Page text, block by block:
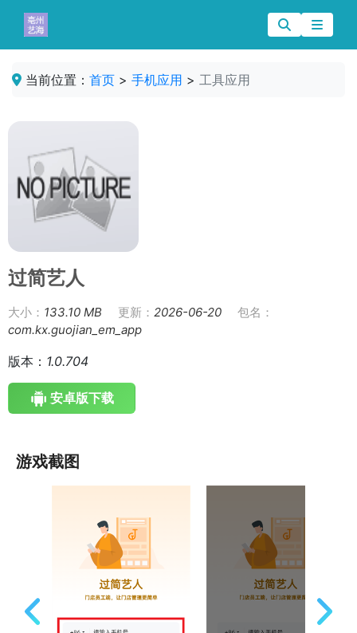
当前位置： 首页 > 手机应用 > 工具应用
过简艺人
大小： 133.10 MB 更新： 2026-06-20
包名：
com.kx.guojian_em_app
版本： 1.0.704
安卓版下载
游戏截图